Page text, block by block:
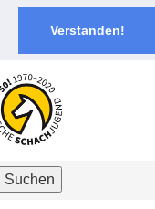
Verstanden!